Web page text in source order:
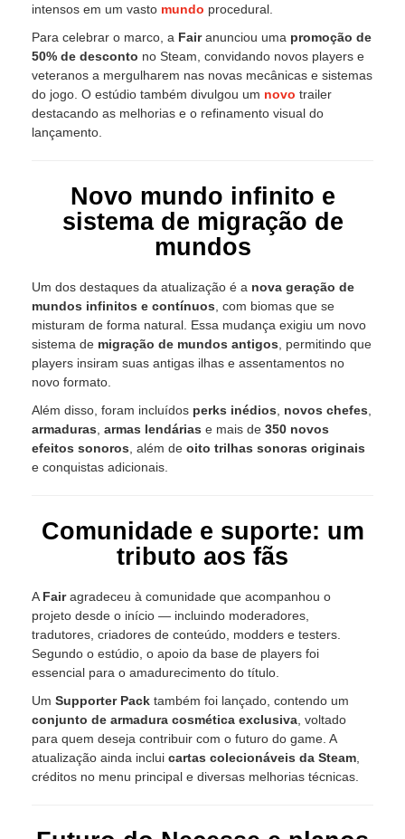
intensos em um vasto mundo procedural.
Para celebrar o marco, a Fairanunciou uma promoção de
50% de desconto no Steam, convidando novos players e
veteranos a mergulharem nas novas mecânicas e sistemas
do jogo. O estúdio também divulgou um novo trailer
destacando as melhorias e o refinamento visual do
lançamento.
Novo mundo infinito e
sistema de migração de
mundos
Um dos destaques da atualização é a nova geração de
mundos infinitos e contínuos , com biomas que se
misturam de forma natural. Essa mudança exigiu um novo
sistema de migração de mundos antigos , permitindo que
players insiram suas antigas ilhas e assentamentos no
novo formato.
Além disso, foram incluídos perks inédios novos chefes
armaduras armas lendárias e mais de 350 novos
efeitos sonoros , além de oito trilhas sonoras originais
e conquistas adicionais.
Comunidade e suporte: um
tributo aos fãs
A Fairagradeceu à comunidade que acompanhou o
projeto desde o início — incluindo moderadores,
tradutores, criadores de conteúdo, modders e testers.
Segundo o estúdio, o apoio da base de players foi
essencial para o amadurecimento do título.
Um Supporter Pack também foi lançado, contendo um
conjunto de armadura cosmética exclusiva , voltado
para quem deseja contribuir com o futuro do game. A
atualização ainda inclui cartas colecionáveis da Steam
créditos no menu principal e diversas melhorias técnicas.